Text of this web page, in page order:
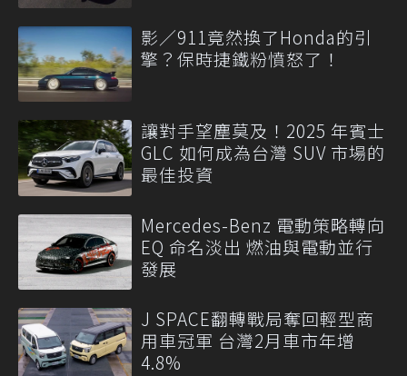
影／911竟然換了Honda的引
擎？保時捷鐵粉憤怒了！
讓對手望塵莫及！2025 年賓士
GLC 如何成為台灣 SUV 市場的
最佳投資
Mercedes-Benz 電動策略轉向
EQ 命名淡出 燃油與電動並行
發展
J SPACE翻轉戰局奪回輕型商
用車冠軍 台灣2月車市年增
4.8%